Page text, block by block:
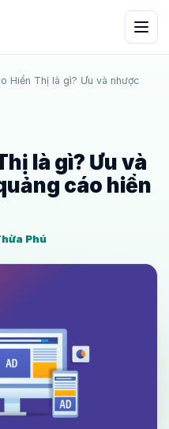
Hiển Thị là gì? Ưu và nhược
là gì? Ưu và
cáo hiển
Phú